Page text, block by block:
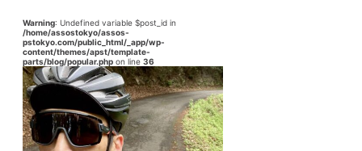
Warning: Undefined variable $post_id in
/home/assostokyo/assos-
pstokyo.com/public_html/_app/wp-
content/themes/apst/template-
parts/blog/popular.php on line 36